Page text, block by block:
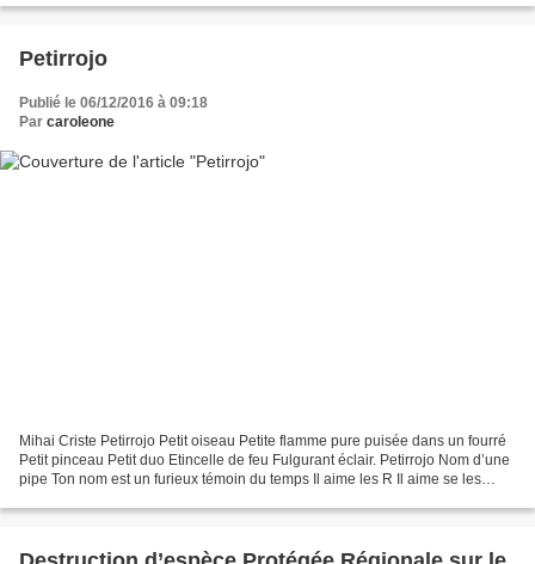
Petirrojo
Publié le 06/12/2016 à 09:18
Par caroleone
Mihai Criste Petirrojo Petit oiseau Petite flamme pure puisée dans un fourré
Petit pinceau Petit duo Etincelle de feu Fulgurant éclair. Petirrojo Nom d’une
pipe Ton nom est un furieux témoin du temps Il aime les R Il aime se les